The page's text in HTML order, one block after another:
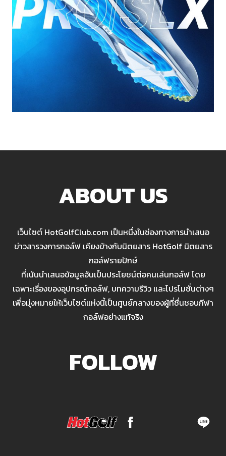
ABOUT US
เว็บไซต์ HotGolfClub.com เป็นหนึ่งในช่องทางการนำเสนอ
ข่าวสารวงการกอล์ฟ เคียงข้างกับนิตยสาร HotGolf นิตยสาร
กอล์ฟรายปักษ์
ที่เน้นนำเสนอข้อมูลอันเป็นประโยชน์ต่อคนเล่นกอล์ฟ โดย
เฉพาะเรื่องของอุปกรณ์กอล์ฟ, บทความรีวิว และโปรโมชั่นต่างๆ
เพื่อมุ่งหมายให้เว็บไซต์แห่งนี้เป็นศูนย์กลางของผู้ที่ชื่นชอบกีฬา
กอล์ฟอย่างแท้จริง
FOLLOW